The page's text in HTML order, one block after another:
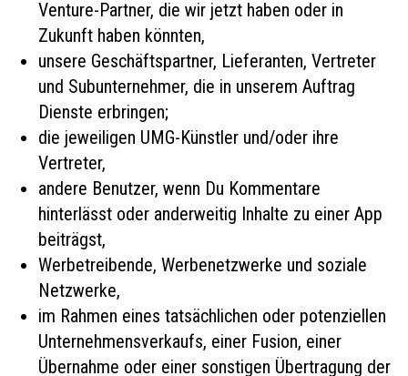
Venture-Partner, die wir jetzt haben oder in
Zukunft haben könnten,
unsere Geschäftspartner, Lieferanten, Vertreter
und Subunternehmer, die in unserem Auftrag
Dienste erbringen;
die jeweiligen UMG-Künstler und/oder ihre
Vertreter,
andere Benutzer, wenn Du Kommentare
hinterlässt oder anderweitig Inhalte zu einer App
beiträgst,
Werbetreibende, Werbenetzwerke und soziale
Netzwerke,
im Rahmen eines tatsächlichen oder potenziellen
Unternehmensverkaufs, einer Fusion, einer
Übernahme oder einer sonstigen Übertragung der